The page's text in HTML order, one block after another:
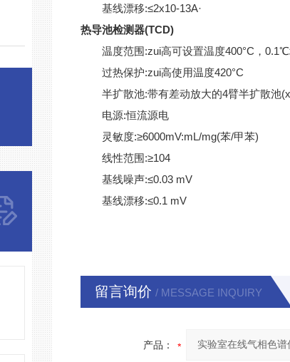
基线漂移:≤2x10-13A·
热导池检测器(TCD)
温度范围:zui高可设置温度400°C，0.1℃
过热保护:zui高使用温度420°C
半扩散池:带有差动放大的4臂半扩散池
电源:恒流源电
灵敏度:≥6000mV:mL/mg(苯/甲苯)
线性范围:≥104
基线噪声:≤0.03 mV
基线漂移:≤0.1 mV
留言询价 / MESSAGE INQUIRY
产品：